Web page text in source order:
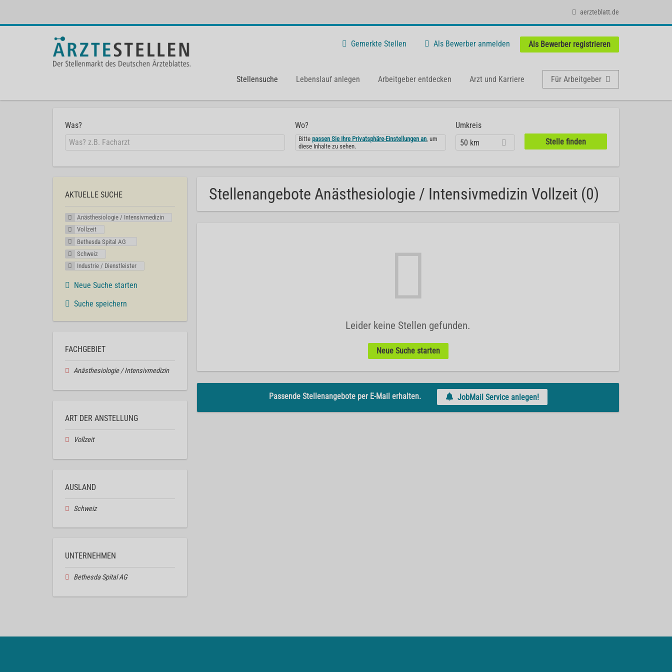
aerzteblatt.de
Gemerkte Stellen Als Bewerber anmelden Als Bewerber registrieren
Stellensuche Lebenslauf anlegen Arbeitgeber entdecken Arzt und Karriere Für Arbeitgeber
Was? Wo?
Bittepassen Sie Ihre Privatsphäre-Einstellungen an, um
diese Inhalte zu sehen.
Umkreis
50 km
Stellenangebote Anästhesiologie / Intensivmedizin Vollzeit (0)
Leider keine Stellen gefunden.
Neue Suche starten
Passende Stellenangebote per E-Mail erhalten. JobMail Service anlegen!
AKTUELLE SUCHE
Anästhesiologie / Intensivmedizin
Vollzeit
Bethesda Spital AG
Schweiz
Industrie / Dienstleister
Neue Suche starten
Suche speichern
FACHGEBIET
Anästhesiologie / Intensivmedizin
ART DER ANSTELLUNG
Vollzeit
AUSLAND
Schweiz
UNTERNEHMEN
Bethesda Spital AG